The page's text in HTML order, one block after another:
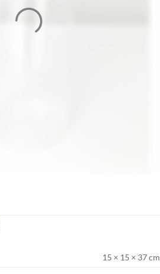
15 × 15 × 37 cm